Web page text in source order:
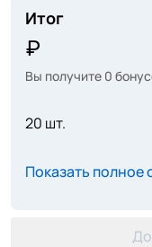
Итог
Вы получите 0
20 шт.
Показать полное